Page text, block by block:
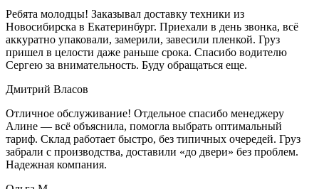
Ребята молодцы! Заказывал доставку техники из
Новосибирска в Екатеринбург. Приехали в день звонка, всё
аккуратно упаковали, замерили, завесили пленкой. Груз
пришел в целости даже раньше срока. Спасибо водителю
Сергею за внимательность. Буду обращаться еще.
Дмитрий Власов
Отличное обслуживание! Отдельное спасибо менеджеру
Алине — всё объяснила, помогла выбрать оптимальный
тариф. Склад работает быстро, без типичных очередей. Груз
забрали с производства, доставили «до двери» без проблем.
Надежная компания.